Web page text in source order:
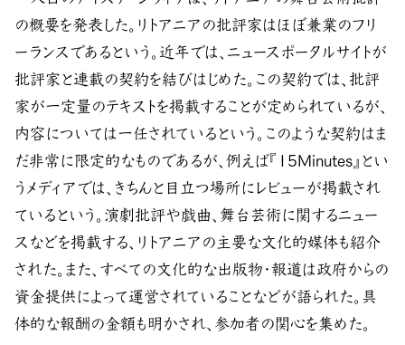
の概要を発表した。リトアニアの批評家はほぼ兼業のフリ
ーランスであるという。近年では、ニュースポータルサイトが
批評家と連載の契約を結びはじめた。この契約では、批評
家が一定量のテキストを掲載することが定められているが、
内容については一任されているという。このような契約はま
だ非常に限定的なものであるが、例えば『15Minutes』とい
うメディアでは、きちんと目立つ場所にレビューが掲載され
ているという。演劇批評や戯曲、舞台芸術に関するニュー
スなどを掲載する、リトアニアの主要な文化的媒体も紹介
された。また、すべての文化的な出版物・報道は政府からの
資金提供によって運営されていることなどが語られた。具
体的な報酬の金額も明かされ、参加者の関心を集めた。